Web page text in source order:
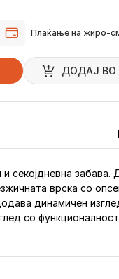
во нашиот магацин и
влијаат испораката
Плаќање на жиро-
ДОДАJ ВО
секојдневна забава.
врска со
динамичен
со функционалност